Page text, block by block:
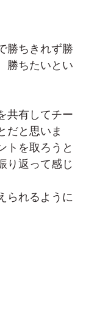
勝ちきれず勝
勝ちたいとい
共有してチー
だと思いま
トを取ろうと
り返って感じ
られるように